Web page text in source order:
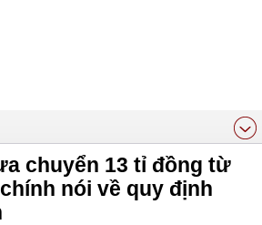
chuyển 13 tỉ đồng từ
nói về quy định